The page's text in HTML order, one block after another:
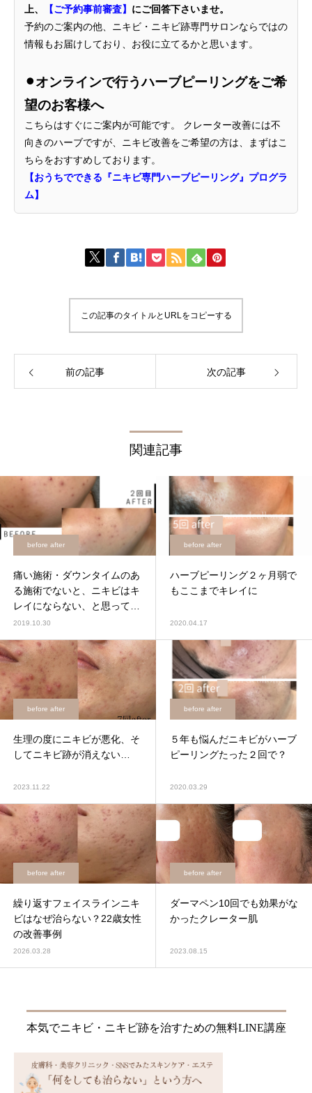
上、
【ご予約事前審査】 にご回答下さいませ。
予約のご案内の他、ニキビ・ニキビ跡専門サロンならではの
情報もお届けしており、お役に立てるかと思います。
⚫︎オンラインで行うハーブピーリングをご希
望のお客様へ
こちらはすぐにご案内が可能です。 クレーター改善には不
向きのハーブですが、ニキビ改善をご希望の方は、まずはこ
ちらをおすすめしております。
【おうちでできる『ニキビ専門ハーブピーリング』プログラ
ム】
この記事のタイトルとURLをコピーする
前の記事 次の記事
関連記事
before after
痛い施術・ダウンタイムのあ
る施術でないと、ニキビはキ
レイにならない、と思ってい
ませんか？
2019.10.30
before after
ハーブピーリング２ヶ月弱で
もここまでキレイに
2020.04.17
before after
生理の度にニキビが悪化、そ
してニキビ跡が消えない…
2023.11.22
before after
５年も悩んだニキビがハーブ
ピーリングたった２回で？
2020.03.29
before after
繰り返すフェイスラインニキ
ビはなぜ治らない？22歳女性
の改善事例
2026.03.28
before after
ダーマペン10回でも効果がな
かったクレーター肌
2023.08.15
本気でニキビ・ニキビ跡を治すための無料LINE講座